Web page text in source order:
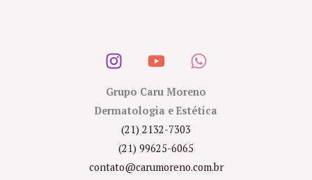
Grupo Caru Moreno
Dermatologia e Estética
(21) 2132-7303
(21) 99625-6065
contato@carumoreno.com.br